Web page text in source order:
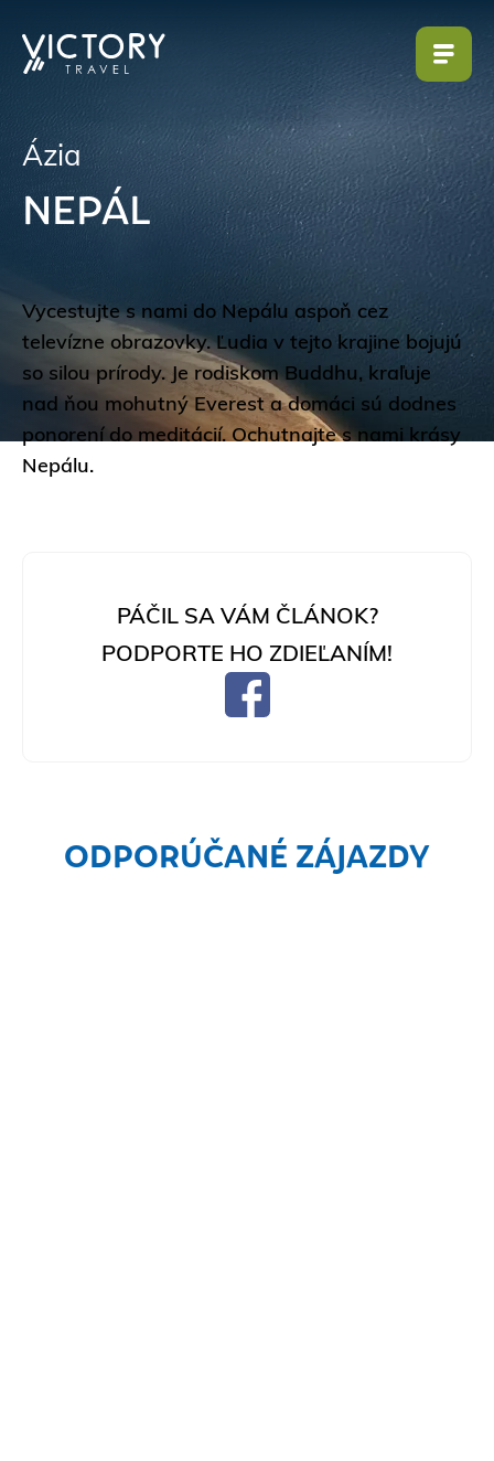
Ázia
NEPÁL
Vycestujte s nami do Nepálu aspoň cez
televízne obrazovky. Ľudia v tejto krajine bojujú
so silou prírody. Je rodiskom Buddhu, kraľuje
nad ňou mohutný Everest a domáci sú dodnes
ponorení do meditácií. Ochutnajte s nami krásy
Nepálu.
PÁČIL SA VÁM ČLÁNOK?
PODPORTE HO ZDIEĽANÍM!
ODPORÚČANÉ ZÁJAZDY